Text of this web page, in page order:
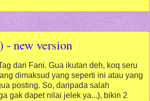
- new version
dari Fani. Gua ikutan deh, koq seru
dimaksud yang seperti ini atau yang
posting. So, daripada salah
gak dapet nilai jelek ya...), bikin 2